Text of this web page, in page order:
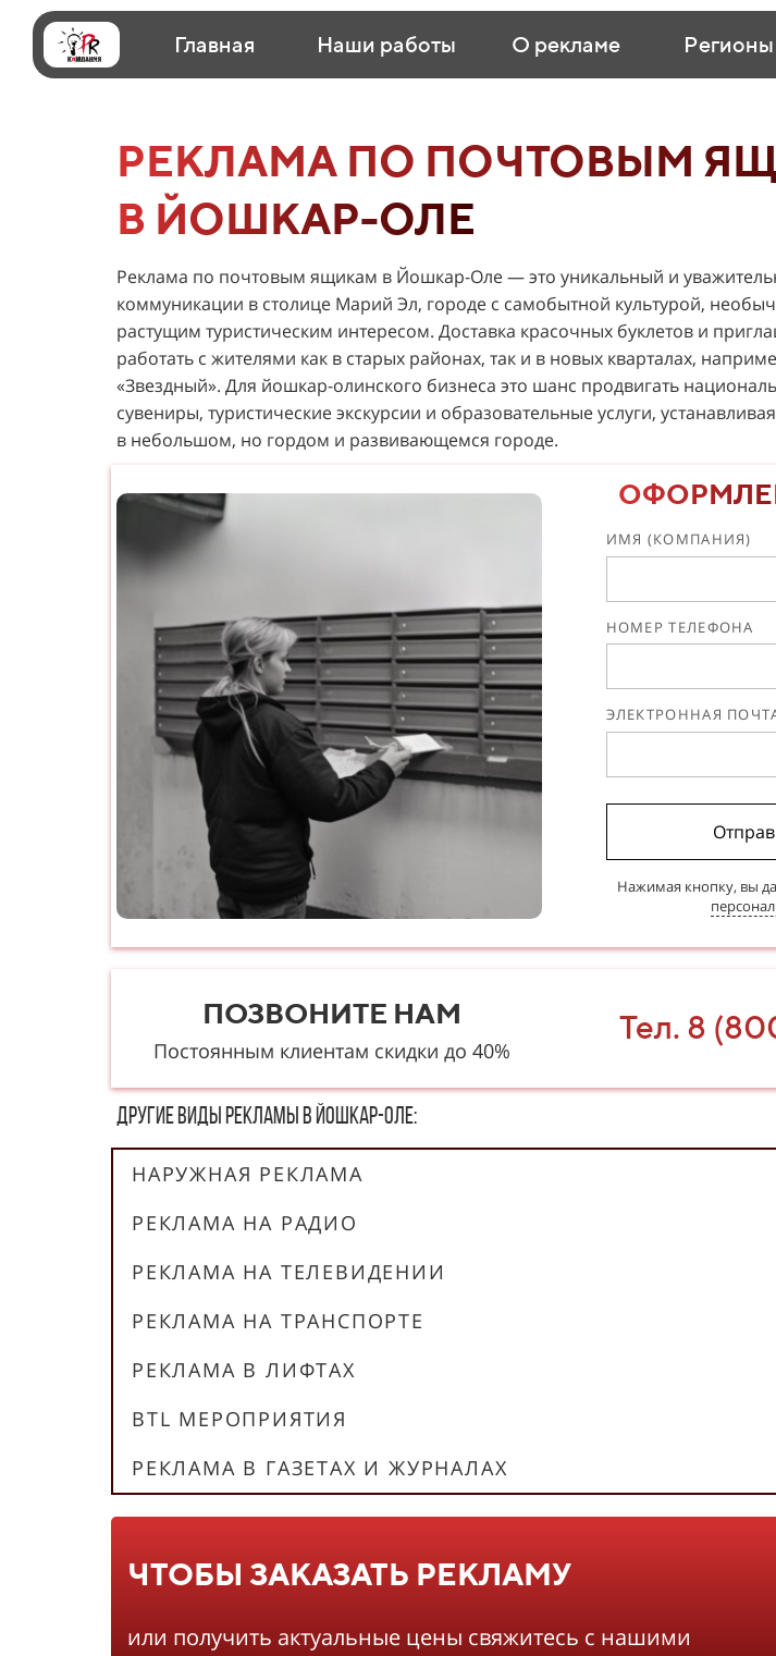
Главная Наши работы О рекламе Регионы
РЕКЛАМА ПО ПОЧТОВЫМ
В ЙОШКАР-ОЛЕ
Реклама по почтовым ящикам в Йошкар-Оле — это уникальный и
коммуникации в столице Марий Эл, городе с самобытной культурой,
растущим туристическим интересом. Доставка красочных буклетов и
работать с жителями как в старых районах, так и в новых кварталах,
«Звездный». Для йошкар-олинского бизнеса это шанс продвигать
сувениры, туристические экскурсии и образовательные услуги,
в небольшом, но гордом и развивающемся городе.
ИМЯ (КОМПАНИЯ)
НОМЕР ТЕЛЕФОНА
ЭЛЕКТРОННАЯ
Нажимая кнопку, вы
ПОЗВОНИТЕ НАМ
Постоянным клиентам скидки до 40%
Тел. 8
Другие в​​​​иды рекламы в Йошкар-Оле:
НАРУЖНАЯ РЕКЛАМА
РЕКЛАМА НА РАДИО
РЕКЛАМА НА ТЕЛЕВИДЕНИИ
РЕКЛАМА НА ТРАНСПОРТЕ
РЕКЛАМА В ЛИФТАХ
BTL МЕРОПРИЯТИЯ
РЕКЛАМА В ГАЗЕТАХ И ЖУРНАЛАХ
ЧТОБЫ ЗАКАЗАТЬ РЕКЛАМУ
или получить актуальные цены свяжитесь с нашими